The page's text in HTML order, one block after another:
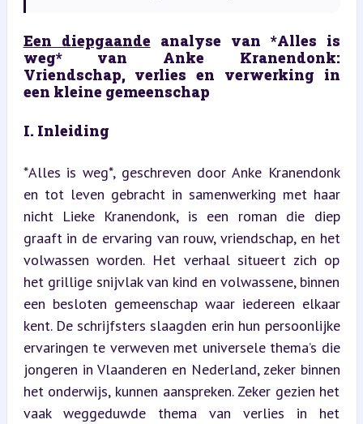
Een diepgaande analyse van *Alles is
weg* van Anke Kranendonk:
Vriendschap, verlies en verwerking in
een kleine gemeenschap
I. Inleiding
*Alles is weg*, geschreven door Anke Kranendonk
en tot leven gebracht in samenwerking met haar
nicht Lieke Kranendonk, is een roman die diep
graaft in de ervaring van rouw, vriendschap, en het
volwassen worden. Het verhaal situeert zich op
het grillige snijvlak van kind en volwassene, binnen
een besloten gemeenschap waar iedereen elkaar
kent. De schrijfsters slaagden erin hun persoonlijke
ervaringen te verweven met universele thema’s die
jongeren in Vlaanderen en Nederland, zeker binnen
het onderwijs, kunnen aanspreken. Zeker gezien het
vaak weggeduwde thema van verlies in het